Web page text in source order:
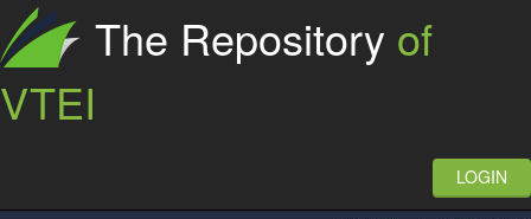
The Repository of
VTEI
LOGIN